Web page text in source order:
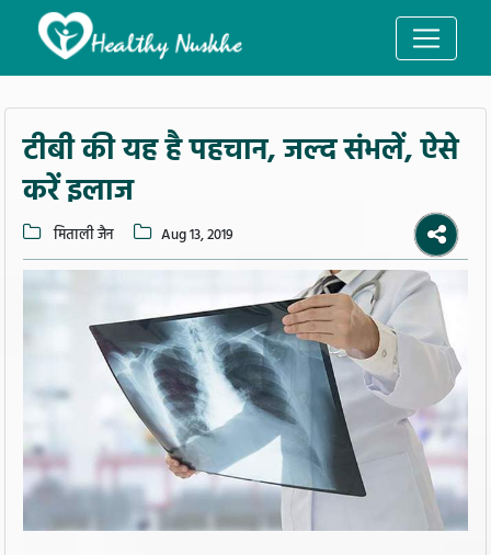
टीबी की यह है पहचान, जल्द संभलें, ऐसे
करें इलाज
मिताली जैन Aug 13, 2019